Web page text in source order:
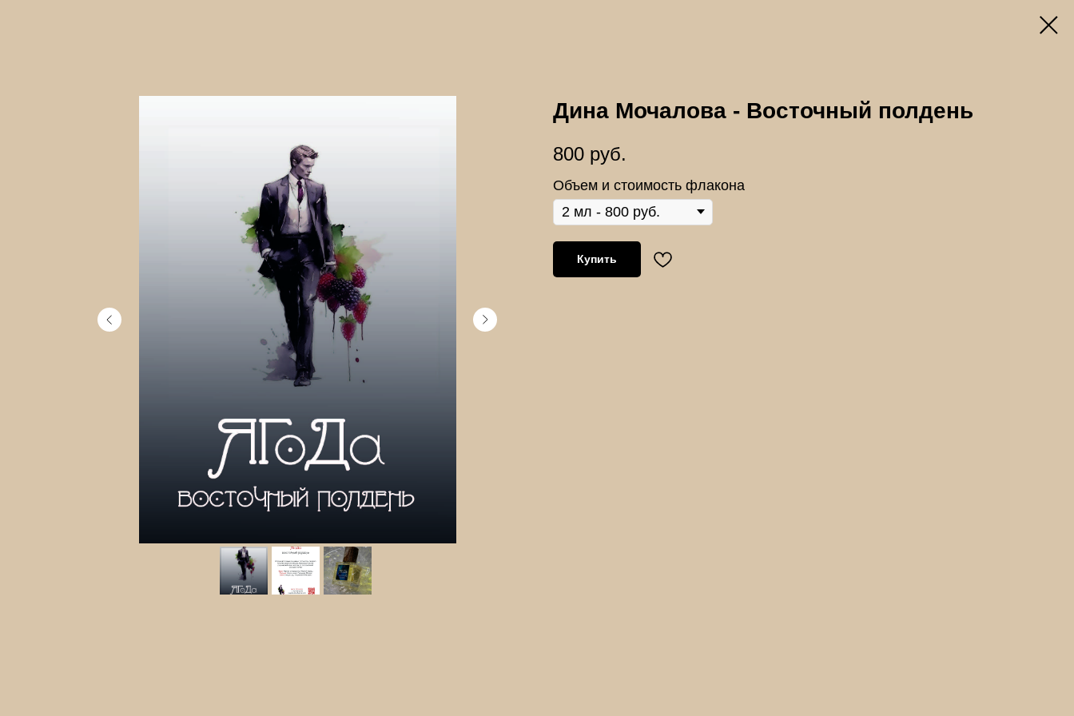
Дина Мочалова - Восточный полдень
800 руб.
Объем и стоимость флакона
Купить